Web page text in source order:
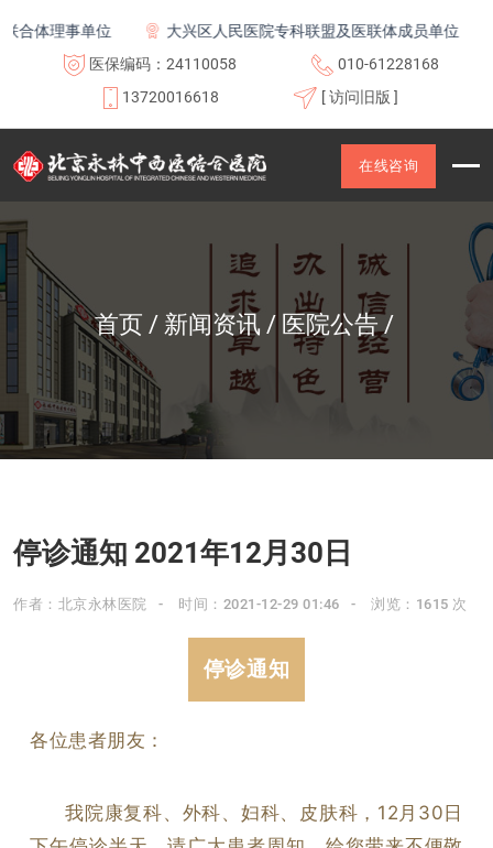
体理事单位
大兴区人民医院专科联盟及医联体成员单位
医保编码：24110058
010-61228168
13720016618
[ 访问旧版 ]
在线咨询
首页 新闻资讯 医院公告
停诊通知 2021年12月30日
作者：北京永林医院 时间：2021-12-29 01:46 浏览：1615 次
停诊通知
各位患者朋友：
我院康复科、外科、妇科、皮肤科，12月30日